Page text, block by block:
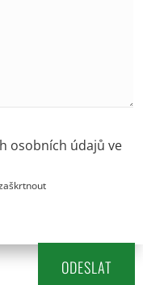
osobních údajů ve